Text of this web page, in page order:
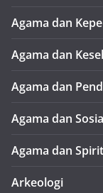
Agama dan
Agama dan
Agama dan
Agama dan
Agama dan
Arkeologi